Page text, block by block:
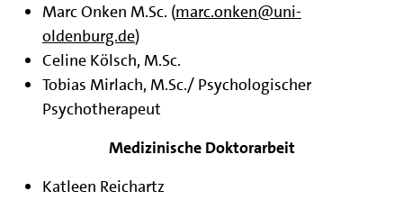
Marc Onken M.Sc. (marc.onken@uni-
oldenburg.de)
Celine Kölsch, M.Sc.
Tobias Mirlach, M.Sc./ Psychologischer
Psychotherapeut
Medizinische Doktorarbeit
Katleen Reichartz